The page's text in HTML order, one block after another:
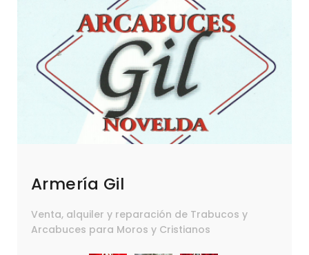
Armería Gil
Venta, alquiler y reparación de Trabucos y
Arcabuces para Moros y Cristianos